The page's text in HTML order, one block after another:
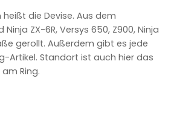
die Devise. Aus dem
ZX-6R, Versys 650, Z900, Ninja
gerollt. Außerdem gibt es jede
Artikel. Standort ist auch hier das
Ring.